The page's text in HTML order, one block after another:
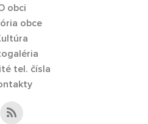
obci
obce
tel. čísla